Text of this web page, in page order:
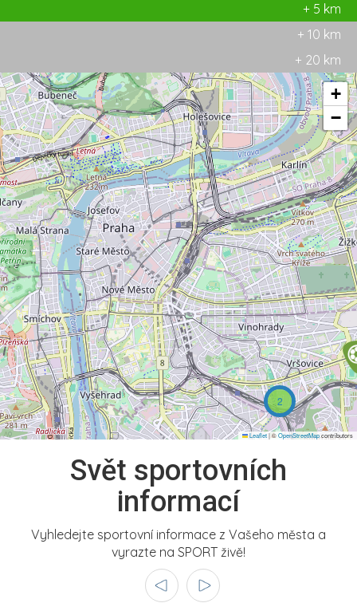
+ 5 km
+ 10 km
+ 20 km
2
+
−
Leaflet|©OpenStreetMapcontributors
Svět sportovních
informací
Vyhledejte sportovní informace z Vašeho města a
vyrazte na SPORT živě!